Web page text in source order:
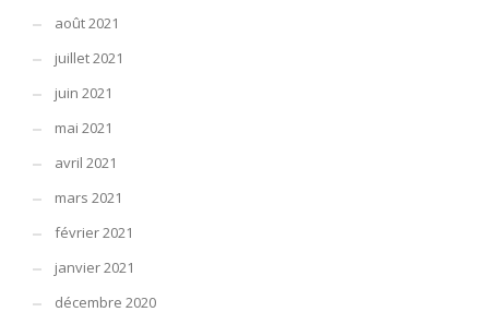
août 2021
juillet 2021
juin 2021
mai 2021
avril 2021
mars 2021
février 2021
janvier 2021
décembre 2020